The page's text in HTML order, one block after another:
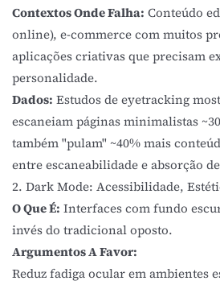
Contextos Onde Falha: Conteúdo
online), e-commerce com muitos
aplicações criativas que precisam
personalidade.
Dados: Estudos de eyetracking
escaneiam páginas minimalistas
também "pulam" ~40% mais
entre escaneabilidade e absorção
2. Dark Mode: Acessibilidade,
O Que É: Interfaces com fundo
invés do tradicional oposto.
Argumentos A Favor:
Reduz fadiga ocular em ambientes